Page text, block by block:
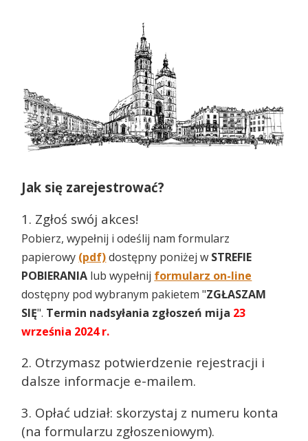
Jak się zarejestrować?
1. Zgłoś swój akces!
Pobierz, wypełnij i odeślij nam formularz
papierowy (pdf)dostępny poniżej w STREFIE
POBIERANIA lub wypełnij formularz on-line
dostępny pod wybranym pakietem "ZGŁASZAM
SIĘ". Termin nadsyłania zgłoszeń mija 23
września 2024 r.
2. Otrzymasz potwierdzenie rejestracji i
dalsze informacje e-mailem.
3. Opłać udział: skorzystaj z numeru konta
(na formularzu zgłoszeniowym).